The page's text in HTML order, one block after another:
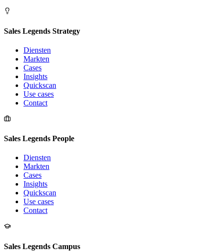
Sales Legends Strategy
Diensten
Markten
Cases
Insights
Quickscan
Use cases
Contact
Sales Legends People
Diensten
Markten
Cases
Insights
Quickscan
Use cases
Contact
Sales Legends Campus